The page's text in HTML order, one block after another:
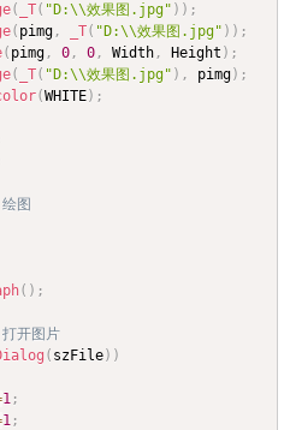
( _T( "D:\\效果图.jpg" ) ) ;
( pimg , _T( "D:\\效果图.jpg" ) ) ;
( pimg , 0 , 0 , Width , Height ) ;
( _T( "D:\\效果图.jpg" ) , pimg) ;
(WHITE) ;
图
( ) ;
开图片
( szFile) )
1 ;
1 ;